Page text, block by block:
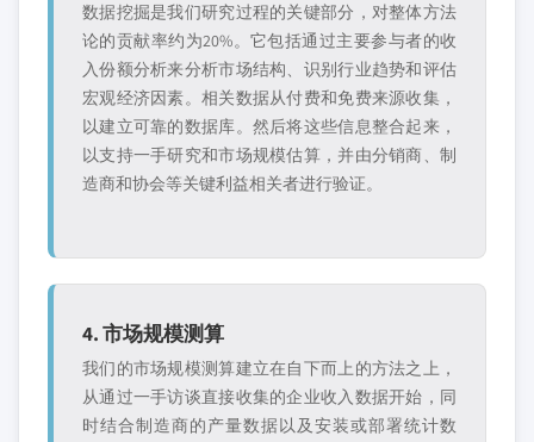
数据挖掘是我们研究过程的关键部分，对整体方法
论的贡献率约为20%。它包括通过主要参与者的收
入份额分析来分析市场结构、识别行业趋势和评估
宏观经济因素。相关数据从付费和免费来源收集，
以建立可靠的数据库。然后将这些信息整合起来，
以支持一手研究和市场规模估算，并由分销商、制
造商和协会等关键利益相关者进行验证。
4. 市场规模测算
我们的市场规模测算建立在自下而上的方法之上，
从通过一手访谈直接收集的企业收入数据开始，同
时结合制造商的产量数据以及安装或部署统计数